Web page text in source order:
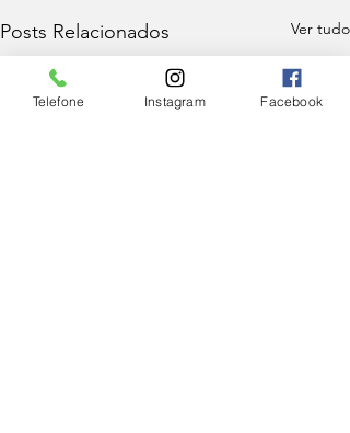
Posts Relacionados Ver tudo
Telefone Instagram Facebook